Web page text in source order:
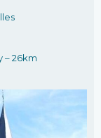
– 26km